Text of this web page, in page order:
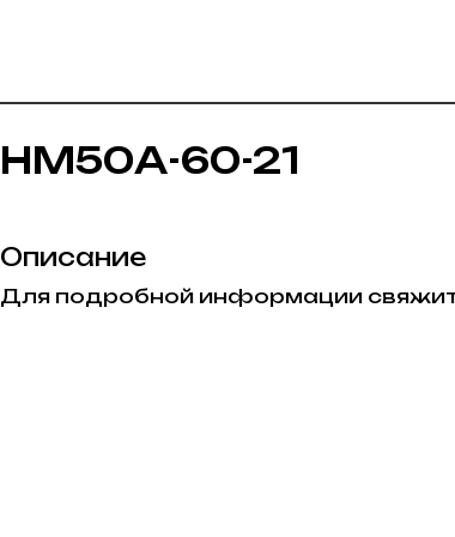
НМ50А-60-21
Описание
Для подробной информации